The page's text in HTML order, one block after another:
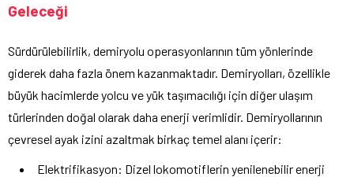
Geleceği
Sürdürülebilirlik, demiryolu operasyonlarının tüm yönlerinde
giderek daha fazla önem kazanmaktadır. Demiryolları, özellikle
büyük hacimlerde yolcu ve yük taşımacılığı için diğer ulaşım
türlerinden doğal olarak daha enerji verimlidir. Demiryollarının
çevresel ayak izini azaltmak birkaç temel alanı içerir:
Elektrifikasyon: Dizel lokomotiflerin yenilenebilir enerji